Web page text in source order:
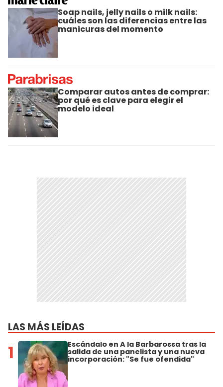
Soap nails, jelly nails o milk nails:
cuáles son las diferencias entre las
manicuras del momento
Comparar autos antes de comprar:
por qué es clave para elegir el
modelo ideal
LAS MÁS LEÍDAS
1 Escándalo en A la Barbarossa tras la
salida de una panelista y una nueva
incorporación: "Se fue ofendida"